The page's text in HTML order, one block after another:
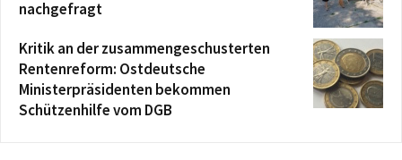
nachgefragt
Kritik an der zusammengeschusterten
Rentenreform: Ostdeutsche
Ministerpräsidenten bekommen
Schützenhilfe vom DGB